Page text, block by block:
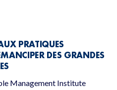
PRATIQUES
DES GRANDES
Management Institute